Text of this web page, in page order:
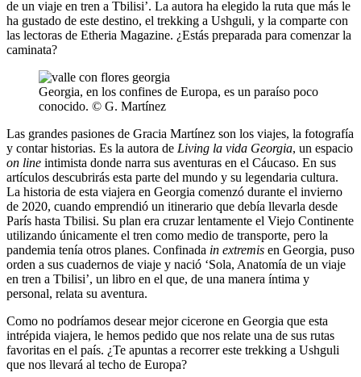
de un viaje en tren a Tbilisi’. La autora ha elegido la ruta que más le
ha gustado de este destino, el trekking a Ushguli, y la comparte con
las lectoras de Etheria Magazine. ¿Estás preparada para comenzar la
caminata?
Georgia, en los confines de Europa, es un paraíso poco
conocido. © G. Martínez
Las grandes pasiones de Gracia Martínez son los viajes, la fotografía
y contar historias. Es la autora de Living la vida Georgia, un espacio
on line intimista donde narra sus aventuras en el Cáucaso. En sus
artículos descubrirás esta parte del mundo y su legendaria cultura.
La historia de esta viajera en Georgia comenzó durante el invierno
de 2020, cuando emprendió un itinerario que debía llevarla desde
París hasta Tbilisi. Su plan era cruzar lentamente el Viejo Continente
utilizando únicamente el tren como medio de transporte, pero la
pandemia tenía otros planes. Confinada in extremis en Georgia, puso
orden a sus cuadernos de viaje y nació ‘Sola, Anatomía de un viaje
en tren a Tbilisi’, un libro en el que, de una manera íntima y
personal, relata su aventura.
Como no podríamos desear mejor cicerone en Georgia que esta
intrépida viajera, le hemos pedido que nos relate una de sus rutas
favoritas en el país. ¿Te apuntas a recorrer este trekking a Ushguli
que nos llevará al techo de Europa?